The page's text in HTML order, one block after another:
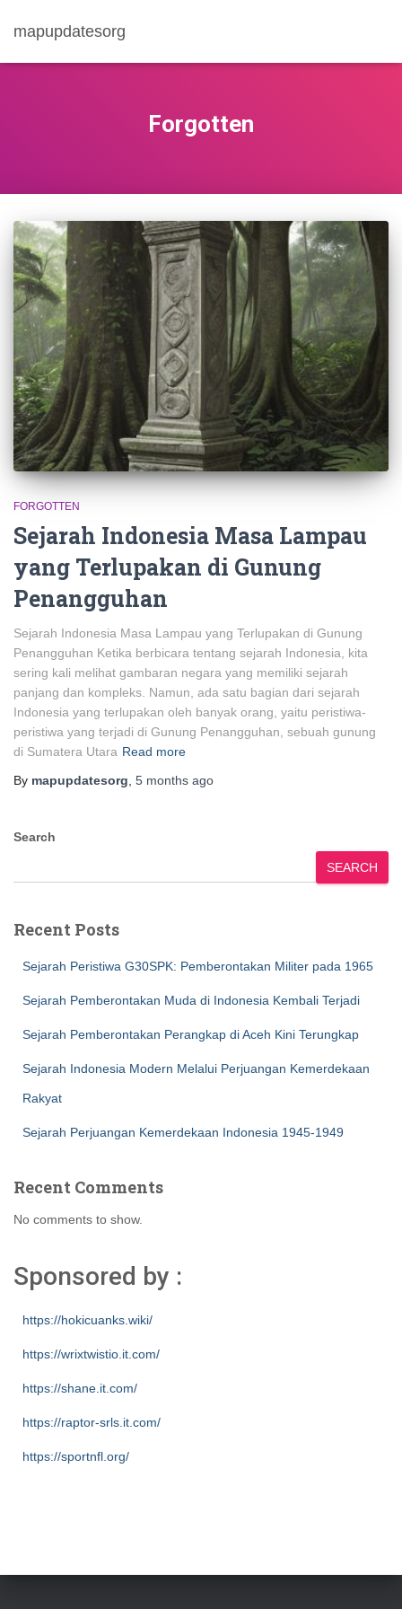
mapupdatesorg
Forgotten
FORGOTTEN
Sejarah Indonesia Masa Lampau
yang Terlupakan di Gunung
Penangguhan
Sejarah Indonesia Masa Lampau yang Terlupakan di Gunung
Penangguhan Ketika berbicara tentang sejarah Indonesia, kita
sering kali melihat gambaran negara yang memiliki sejarah
panjang dan kompleks. Namun, ada satu bagian dari sejarah
Indonesia yang terlupakan oleh banyak orang, yaitu peristiwa-
peristiwa yang terjadi di Gunung Penangguhan, sebuah gunung
di Sumatera Utara Read more
By mapupdatesorg 5 months ago
Search
SEARCH
Recent Posts
Sejarah Peristiwa G30SPK: Pemberontakan Militer pada 1965
Sejarah Pemberontakan Muda di Indonesia Kembali Terjadi
Sejarah Pemberontakan Perangkap di Aceh Kini Terungkap
Sejarah Indonesia Modern Melalui Perjuangan Kemerdekaan
Rakyat
Sejarah Perjuangan Kemerdekaan Indonesia 1945-1949
Recent Comments
No comments to show.
Sponsored by :
https://hokicuanks.wiki/
https://wrixtwistio.it.com/
https://shane.it.com/
https://raptor-srls.it.com/
https://sportnfl.org/